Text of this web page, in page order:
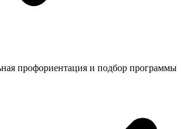
профориентация и подбор программы